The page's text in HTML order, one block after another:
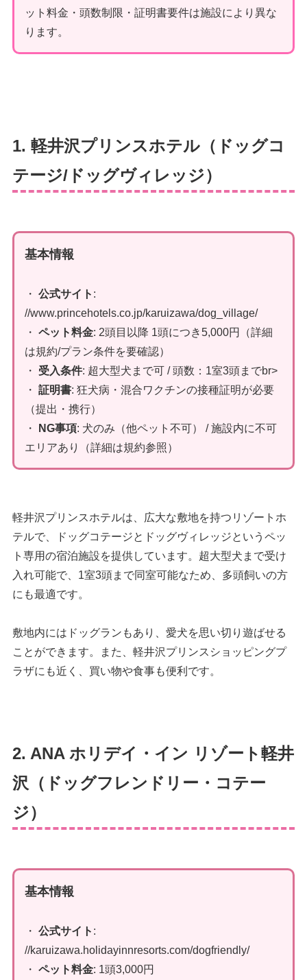
ット料金・頭数制限・証明書要件は施設により異な
ります。
1. 軽井沢プリンスホテル（ドッグコ
テージ/ドッグヴィレッジ）
基本情報
・ 公式サイト :
//www.princehotels.co.jp/karuizawa/dog_village/
・ ペット料金: 2頭目以降 1頭につき5,000円（詳細
は規約/プラン条件を要確認）
・ 受入条件: 超大型犬まで可 / 頭数：1室3頭までbr>
・ 証明書: 狂犬病・混合ワクチンの接種証明が必要
（提出・携行）
・
NG事項: 犬のみ（他ペット不可） / 施設内に不可
エリアあり（詳細は規約参照）
軽井沢プリンスホテルは、広大な敷地を持つリゾートホ
テルで、ドッグコテージとドッグヴィレッジというペッ
ト専用の宿泊施設を提供しています。超大型犬まで受け
入れ可能で、1室3頭まで同室可能なため、多頭飼いの方
にも最適です。
敷地内にはドッグランもあり、愛犬を思い切り遊ばせる
ことができます。また、軽井沢プリンスショッピングプ
ラザにも近く、買い物や食事も便利です。
2. ANA ホリデイ・イン リゾート軽井
沢（ドッグフレンドリー・コテー
ジ）
基本情報
・ 公式サイト :
//karuizawa.holidayinnresorts.com/dogfriendly/
・ ペット料金: 1頭3,000円